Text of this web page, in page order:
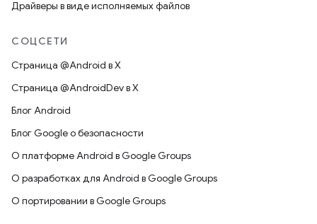
Драйверы в виде исполняемых файлов
СОЦСЕТИ
Страница @Android в X
Страница @AndroidDev в X
Блог Android
Блог Google о безопасности
О платформе Android в Google Groups
О разработках для Android в Google Groups
О портировании в Google Groups